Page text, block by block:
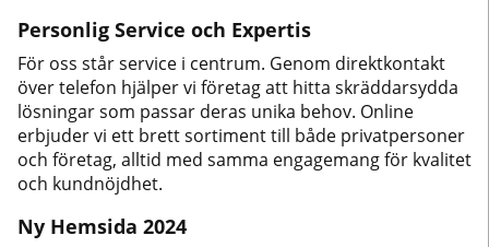
Personlig Service och Expertis
För oss står service i centrum. Genom direktkontakt
över telefon hjälper vi företag att hitta skräddarsydda
lösningar som passar deras unika behov. Online
erbjuder vi ett brett sortiment till både privatpersoner
och företag, alltid med samma engagemang för kvalitet
och kundnöjdhet.
Ny Hemsida 2024